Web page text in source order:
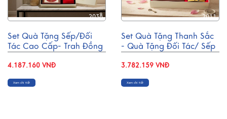
2038
Set Quà Tặng Sếp/Đối
Tác Cao Cấp- Trah Đồng
CBQT004
4.187.160 VNĐ
Xem chi tiết
2011
Set Quà Tặng Thanh Sắc
- Quà Tặng Đối Tác/ Sếp
3.782.159 VNĐ
Xem chi tiết